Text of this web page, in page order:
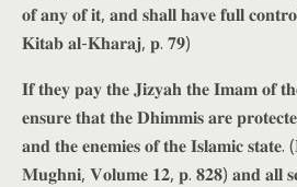
𝐨𝐟 𝐚𝐧𝐲 𝐨𝐟 𝐢𝐭, 𝐚𝐧𝐝 𝐬𝐡𝐚𝐥𝐥 𝐡𝐚𝐯𝐞 𝐟𝐮𝐥𝐥
𝐊𝐢𝐭𝐚𝐛 𝐚𝐥-𝐊𝐡𝐚𝐫𝐚𝐣, 𝐩. 𝟕𝟗)
𝐈𝐟 𝐭𝐡𝐞𝐲 𝐩𝐚𝐲 𝐭𝐡𝐞 𝐉𝐢𝐳𝐲𝐚𝐡 𝐭𝐡𝐞 𝐈𝐦𝐚𝐦 𝐨𝐟
𝐞𝐧𝐬𝐮𝐫𝐞 𝐭𝐡𝐚𝐭 𝐭𝐡𝐞 𝐃𝐡𝐢𝐦𝐦𝐢𝐬 𝐚𝐫𝐞
𝐚𝐧𝐝 𝐭𝐡𝐞 𝐞𝐧𝐞𝐦𝐢𝐞𝐬 𝐨𝐟 𝐭𝐡𝐞 𝐈𝐬𝐥𝐚𝐦𝐢𝐜
𝐌𝐮𝐠𝐡𝐧𝐢, 𝐕𝐨𝐥𝐮𝐦𝐞 𝟏𝟐, 𝐩. 𝟖𝟐𝟖) 𝐚𝐧𝐝 𝐚𝐥𝐥